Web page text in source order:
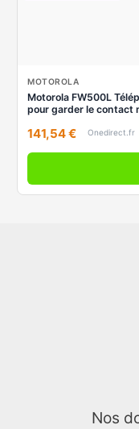
MOTOROLA
Motorola FW500L
pour garder le contact
141,54 € Onedirect.fr
Nos